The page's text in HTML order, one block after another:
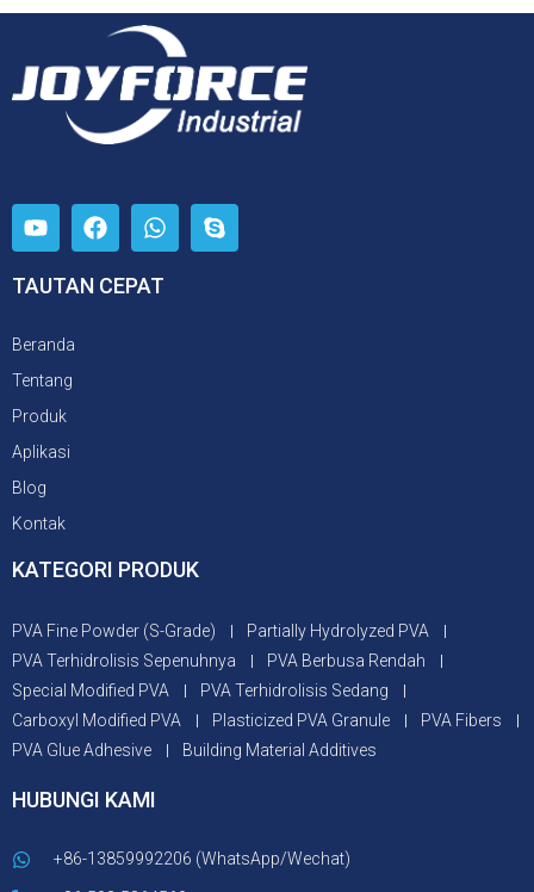
TAUTAN CEPAT
Beranda
Tentang
Produk
Aplikasi
Blog
Kontak
KATEGORI PRODUK
PVA Fine Powder (S-Grade)
Partially Hydrolyzed PVA
PVA Terhidrolisis Sepenuhnya
PVA Berbusa Rendah
Special Modified PVA
PVA Terhidrolisis Sedang
Carboxyl Modified PVA
Plasticized PVA Granule
PVA Fibers
PVA Glue Adhesive
Building Material Additives
HUBUNGI KAMI
+86-13859992206 (WhatsApp/Wechat)